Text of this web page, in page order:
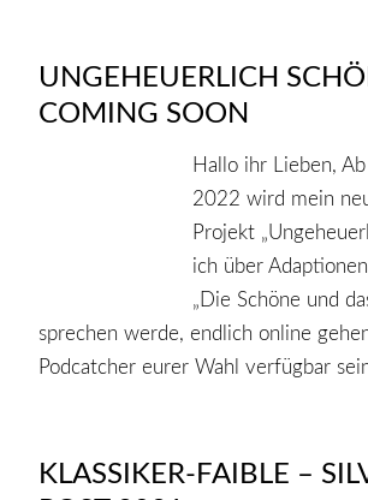
UNGEHEUERLICH
COMING SOON
Hallo ihr Lieben,
2022 wird mein
Projekt
ich über
„Die Schöne und
sprechen werde, endlich online
Podcatcher eurer Wahl verfügbar
KLASSIKER-FAIBLE –